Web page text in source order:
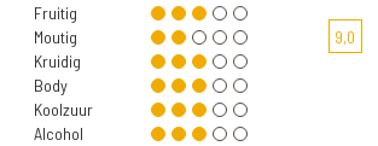
Fruitig
Moutig
Kruidig
Body
Koolzuur
Alcohol
9,0